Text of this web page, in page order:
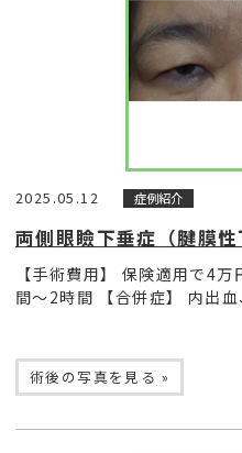
2025.05.12 症例紹介
両側眼瞼下垂症（腱膜性
【手術費用】 保険適用で4
間〜2時間 【合併症】 内出
術後の写真を見る »